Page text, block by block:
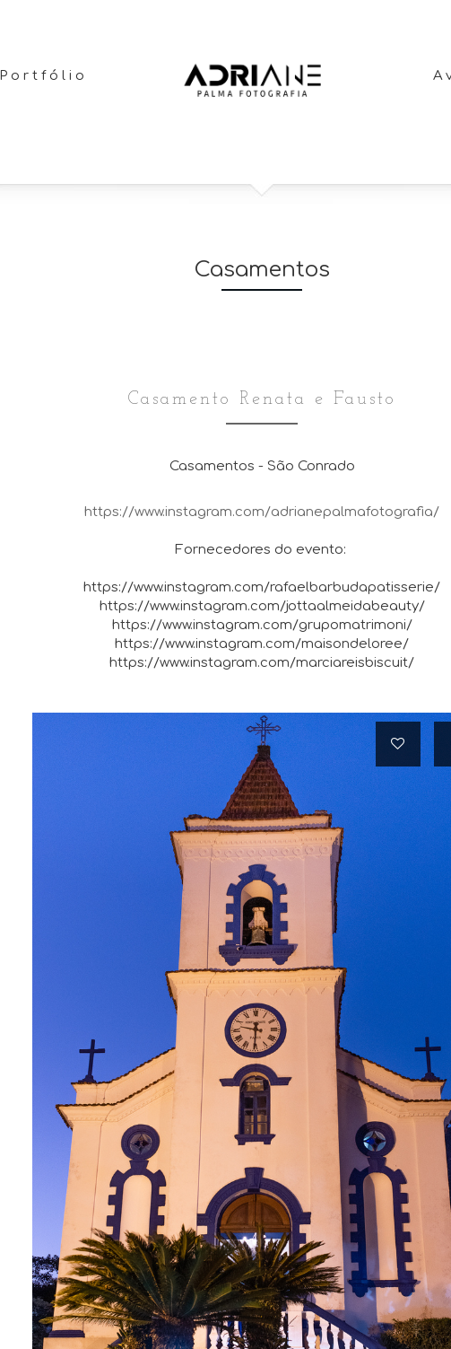
Portfólio
Casamentos
Casamento Renata e Fausto
Casamentos - São Conrado
https://www.instagram.com/adrianepalmafotografia/
Fornecedores do evento:
https://www.instagram.com/rafaelbarbudapatisserie/
https://www.instagram.com/jottaalmeidabeauty/
https://www.instagram.com/grupomatrimoni/
https://www.instagram.com/maisondeloree/
https://www.instagram.com/marciareisbiscuit/